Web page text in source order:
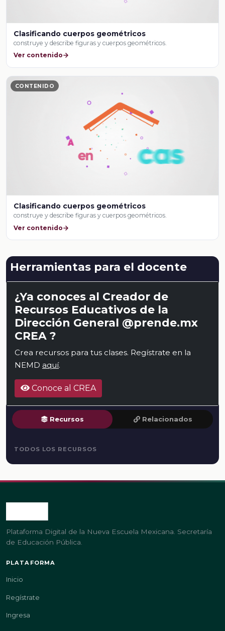
Clasificando cuerpos geométricos
construye y describe figuras y cuerpos geométricos.
Ver contenido
CONTENIDO
Clasificando cuerpos geométricos
construye y describe figuras y cuerpos geométricos.
Ver contenido
Herramientas para el docente
¿Ya conoces al Creador de
Recursos Educativos de la
Dirección General @prende.mx
CREA ?
Crea recursos para tus clases. Regístrate en la
NEMD aquí.
Conoce al CREA
Recursos Relacionados
TODOS LOS RECURSOS
Plataforma Digital de la Nueva Escuela Mexicana. Secretaría
de Educación Pública.
PLATAFORMA
Inicio
Regístrate
Ingresa